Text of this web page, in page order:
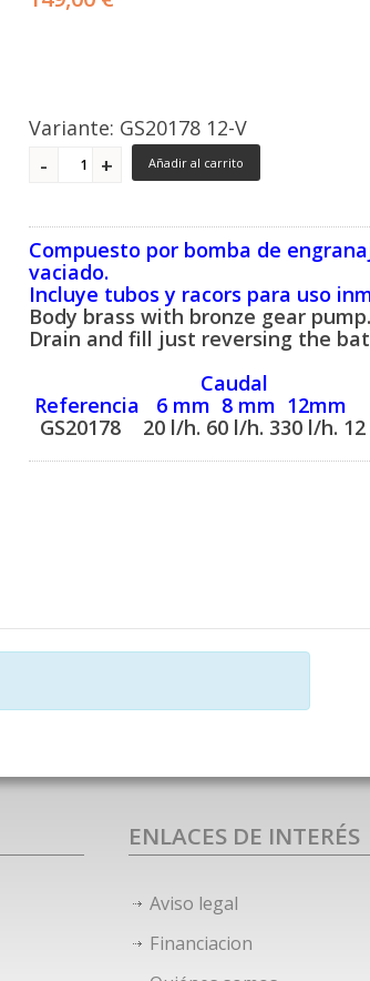
Variante: GS20178 12-V
Añadir al carrito
Compuesto por bomba de
vaciado.
Incluye tubos y racors para uso
Body brass with bronze gear pump.
Drain and fill just reversing the
Caudal
Referencia 6 mm 8 mm
GS20178 20 l/h. 60 l/h. 330 l/h. 12
ENLACES DE INTERÉS
Aviso legal
Financiacion